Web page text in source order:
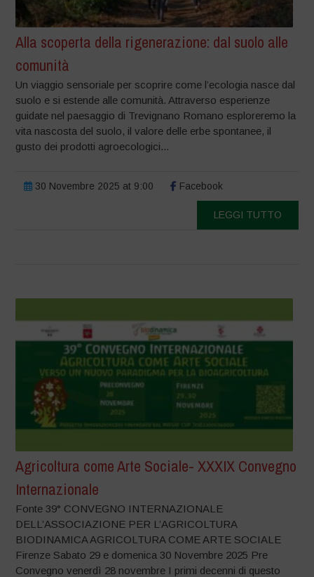
Alla scoperta della rigenerazione: dal suolo alle
comunità
Un viaggio sensoriale per scoprire come l’ecologia nasce dal
suolo e si estende alle comunità. Attraverso esperienze
guidate nel paesaggio di Trevignano Romano esploreremo la
vita nascosta del suolo, il valore delle erbe spontanee, il
gusto dei prodotti agroecologici...
30 Novembre 2025 at 9:00 Facebook
LEGGI TUTTO
Agricoltura come Arte Sociale- XXXIX Convegno
Internazionale
Fonte 39° CONVEGNO INTERNAZIONALE
DELL’ASSOCIAZIONE PER L’AGRICOLTURA
BIODINAMICA AGRICOLTURA COME ARTE SOCIALE
Firenze Sabato 29 e domenica 30 Novembre 2025 Pre
Convegno venerdì 28 novembre I primi decenni di questo